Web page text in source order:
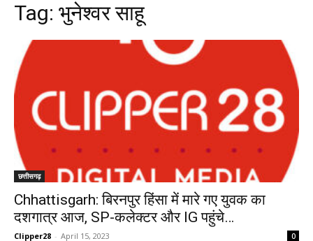
Tag: भुनेश्वर साहू
छत्तीसगढ़
Chhattisgarh: बिरनपुर हिंसा में मारे गए युवक का
दशगात्र आज, SP-कलेक्टर और IG पहुंचे…
Clipper28 - April 15, 2023 0